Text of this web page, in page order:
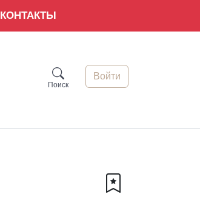
КОНТАКТЫ
Поиск
Войти